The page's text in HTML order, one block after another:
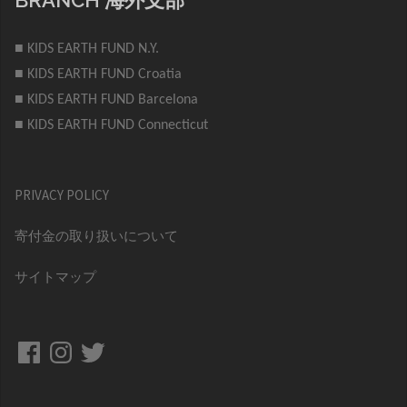
■ KIDS EARTH FUND N.Y.
■ KIDS EARTH FUND Croatia
■ KIDS EARTH FUND Barcelona
■ KIDS EARTH FUND Connecticut
PRIVACY POLICY
寄付金の取り扱いについて
サイトマップ
FacebookInstagram
Twitter